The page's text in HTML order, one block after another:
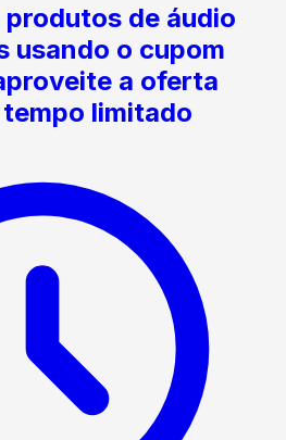
produtos de áudio
usando o cupom
a oferta
limitado